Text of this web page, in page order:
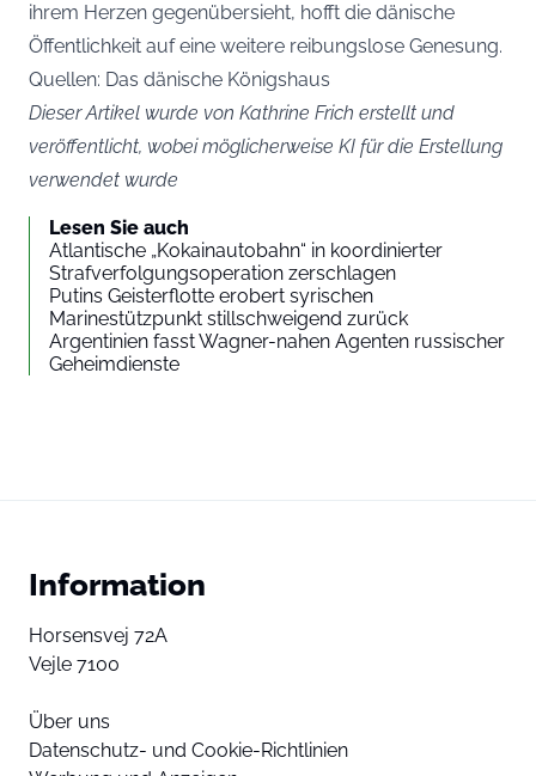
ihrem Herzen gegenübersieht, hofft die dänische
Öffentlichkeit auf eine weitere reibungslose Genesung.
Quellen: Das dänische Königshaus
Dieser Artikel wurde von Kathrine Frich erstellt und
veröffentlicht, wobei möglicherweise KI für die Erstellung
verwendet wurde
Lesen Sie auch
Atlantische „Kokainautobahn“ in koordinierter
Strafverfolgungsoperation zerschlagen
Putins Geisterflotte erobert syrischen
Marinestützpunkt stillschweigend zurück
Argentinien fasst Wagner-nahen Agenten russischer
Geheimdienste
Information
Horsensvej 72A
Vejle 7100
Über uns
Datenschutz- und Cookie-Richtlinien